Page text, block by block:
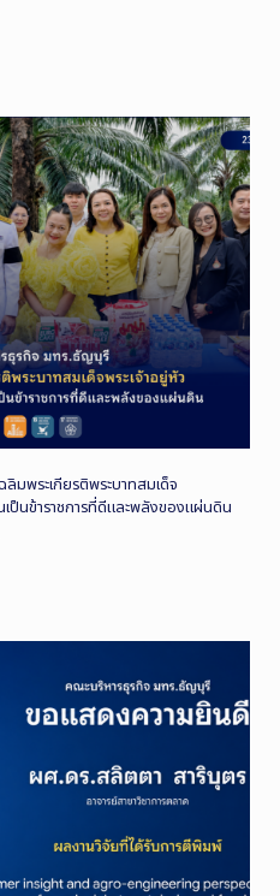
มพระเกียรติพระบาทสมเด็จ
นข้าราชการที่ดีและพลังของแผ่นดิน